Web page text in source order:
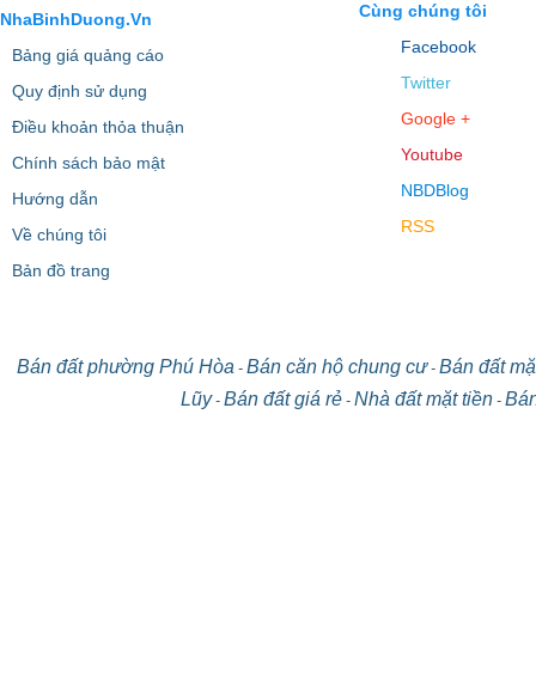
NhaBinhDuong.Vn
Bảng giá quảng cáo
Quy định sử dụng
Điều khoản thỏa thuận
Chính sách bảo mật
Hướng dẫn
Về chúng tôi
Bản đồ trang
Cùng chúng tôi
Facebook
Twitter
Google +
Youtube
NBDBlog
RSS
Bán đất phường Phú Hòa - Bán căn hộ chung cư- Bán đất
Lũy- Bán đất giá rẻ- Nhà đất mặt tiền-